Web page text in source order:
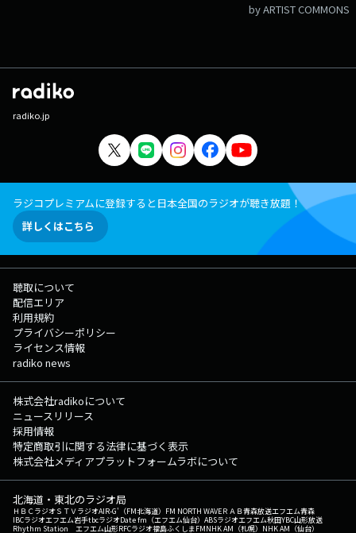
by ARTIST COMMONS
radiko.jp
ラジコプレミアムに登録すると日本全国のラジオが聴き放題！
詳しくはこちら
聴取について
配信エリア
利用規約
プライバシーポリシー
ライセンス情報
radiko news
株式会社radikoについて
ニュースリリース
採用情報
特定商取引に関する法律に基づく表示
株式会社メディアプラットフォームラボについて
北海道・東北のラジオ局
ＨＢＣラジオＳＴＶラジオAIR-G'（FM北海道） FM NORTH WAVEＲＡＢ青森放送エフエム青森
IBCラジオエフエム岩手tbcラジオDate fm（エフエム仙台） ABSラジオエフエム秋田YBC山形放送
Rhythm Station エフエム山形RFCラジオ福島ふくしまFMNHK AM（札幌） NHK AM（仙台）